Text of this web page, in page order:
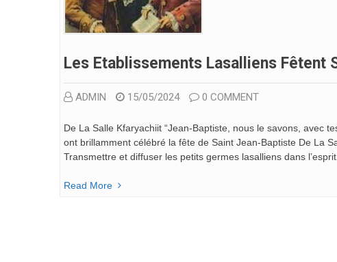
Les Etablissements Lasalliens Fêtent
ADMIN 15/05/2024 0 COMMENT
De La Salle Kfaryachiit “Jean-Baptiste, nous le savons, avec
ont brillamment célébré la fête de Saint Jean-Baptiste De La
Transmettre et diffuser les petits germes lasalliens dans
Read More